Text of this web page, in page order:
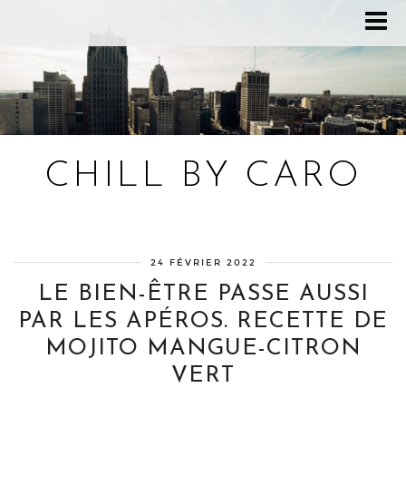
CHILL BY CARO
24 FÉVRIER 2022
LE BIEN-ÊTRE PASSE AUSSI
PAR LES APÉROS. RECETTE DE
MOJITO MANGUE-CITRON
VERT